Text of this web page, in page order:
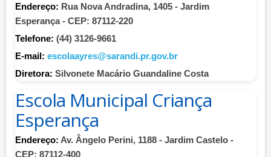
Endereço: Rua Nova Andradina, 1405 - Jardim
Esperança - CEP: 87112-220
Telefone: (44) 3126-9661
E-mail: escolaayres@sarandi.pr.gov.br
Diretora: Silvonete Macário Guandaline Costa
Escola Municipal Criança
Esperança
Endereço: Av. Ângelo Perini, 1188 - Jardim Castelo -
CEP: 87112-400